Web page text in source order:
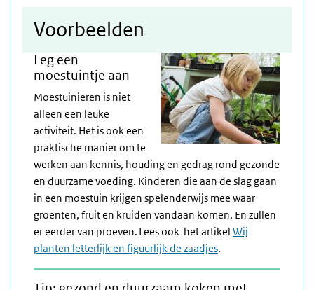
Voorbeelden
Leg een
moestuintje aan
Moestuinieren is niet
alleen een leuke
activiteit. Het is ook een
praktische manier om te
werken aan kennis, houding en gedrag rond gezonde
en duurzame voeding. Kinderen die aan de slag gaan
in een moestuin krijgen spelenderwijs mee waar
groenten, fruit en kruiden vandaan komen. En zullen
er eerder van proeven. Lees ook het artikel Wij
planten letterlijk en figuurlijk de zaadjes.